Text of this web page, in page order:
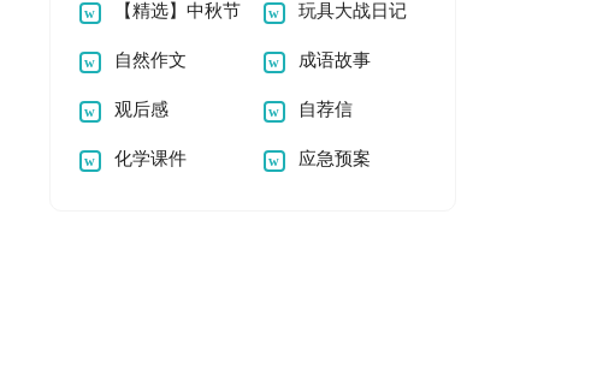
事日记范文集合九篇 学课件
【精选】中秋节
的作文500字七篇
玩具大战日记
自然作文 成语故事
观后感 自荐信
化学课件 应急预案